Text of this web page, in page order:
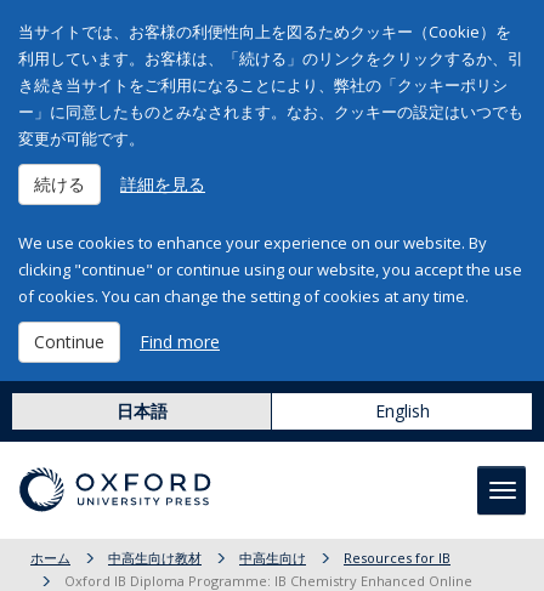
当サイトでは、お客様の利便性向上を図るためクッキー（Cookie）を
利用しています。お客様は、「続ける」のリンクをクリックするか、引
き続き当サイトをご利用になることにより、弊社の「クッキーポリシ
ー」に同意したものとみなされます。なお、クッキーの設定はいつでも
変更が可能です。
続ける 詳細を見る
We use cookies to enhance your experience on our website. By
clicking "continue" or continue using our website, you accept the use
of cookies. You can change the setting of cookies at any time.
Continue Find more
日本語 English
ホーム 中高生向け教材 中高生向け
Resources for IB
Oxford IB Diploma Programme: IB Chemistry Enhanced Online